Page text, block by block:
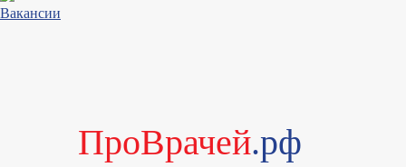
Вакансии
ПроВрачей.рф